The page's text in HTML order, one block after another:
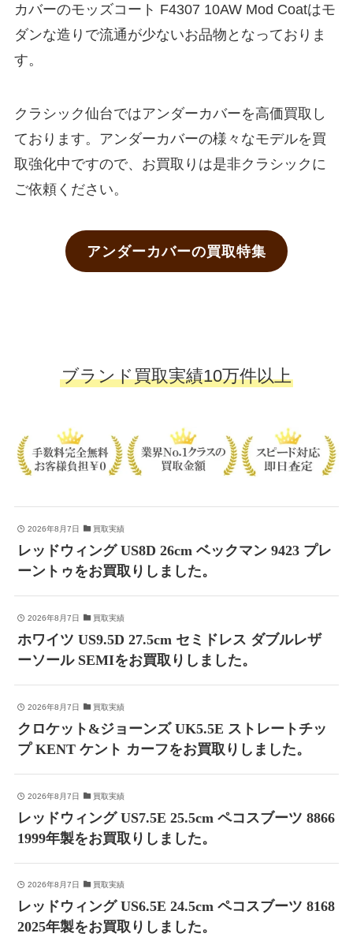
カバーのモッズコート F4307 10AW Mod Coatはモ
ダンな造りで流通が少ないお品物となっておりま
す。
クラシック仙台ではアンダーカバーを高価買取し
ております。アンダーカバーの様々なモデルを買
取強化中ですので、お買取りは是非クラシックに
ご依頼ください。
アンダーカバーの買取特集
ブランド買取実績10万件以上
2026年8月7日 買取実績
レッドウィング US8D 26cm ベックマン 9423 プレ
ーントゥをお買取りしました。
2026年8月7日 買取実績
ホワイツ US9.5D 27.5cm セミドレス ダブルレザ
ーソール SEMIをお買取りしました。
2026年8月7日 買取実績
クロケット&ジョーンズ UK5.5E ストレートチッ
プ KENT ケント カーフをお買取りしました。
2026年8月7日 買取実績
レッドウィング US7.5E 25.5cm ペコスブーツ 8866
1999年製をお買取りしました。
2026年8月7日 買取実績
レッドウィング US6.5E 24.5cm ペコスブーツ 8168
2025年製をお買取りしました。